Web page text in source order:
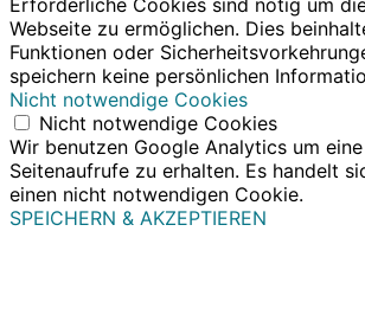
Erforderliche Cookies sind nötig um
Webseite zu ermöglichen. Dies
Funktionen oder
speichern keine persönlichen
Nicht notwendige Cookies
Nicht notwendige Cookies
Wir benutzen Google Analytics um
Seitenaufrufe zu erhalten. Es handelt
einen nicht notwendigen Cookie.
SPEICHERN & AKZEPTIEREN